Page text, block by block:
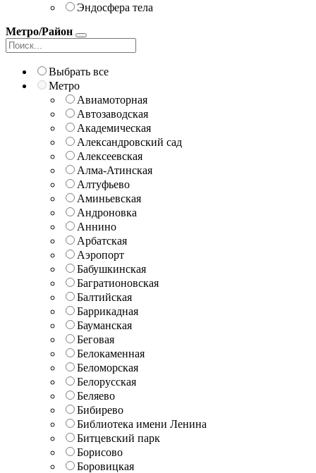
Эндосфера тела
Метро/Район
Выбрать все
Метро
Авиамоторная
Автозаводская
Академическая
Александровский сад
Алексеевская
Алма-Атинская
Алтуфьево
Аминьевская
Андроновка
Аннино
Арбатская
Аэропорт
Бабушкинская
Багратионовская
Балтийская
Баррикадная
Бауманская
Беговая
Белокаменная
Беломорская
Белорусская
Беляево
Бибирево
Библиотека имени Ленина
Битцевский парк
Борисово
Боровицкая